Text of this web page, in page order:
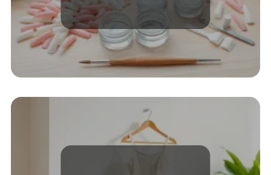
samodzielnie?